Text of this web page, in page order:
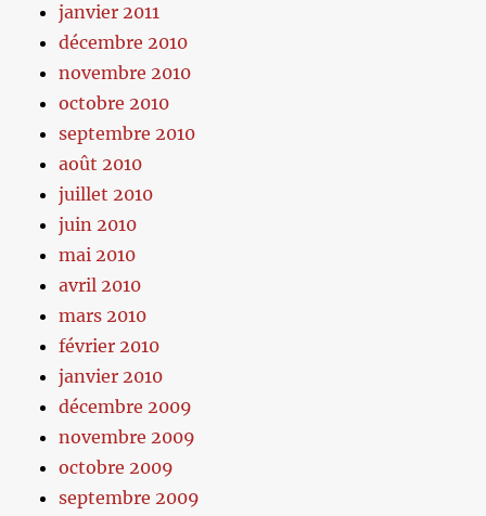
janvier 2011
décembre 2010
novembre 2010
octobre 2010
septembre 2010
août 2010
juillet 2010
juin 2010
mai 2010
avril 2010
mars 2010
février 2010
janvier 2010
décembre 2009
novembre 2009
octobre 2009
septembre 2009